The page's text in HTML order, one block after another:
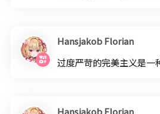
Hansjakob Florian
过度严苛的完美主义是一
Hansjakob Florian